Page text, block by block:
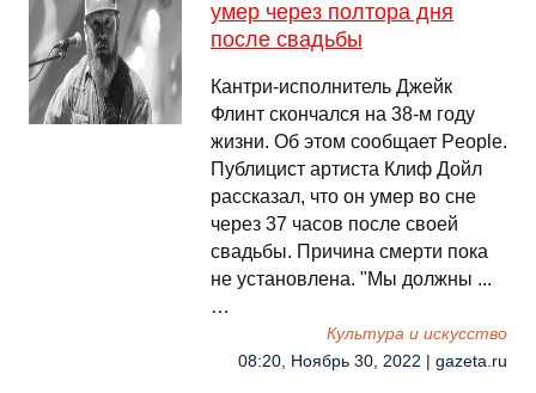
умер через полтора дня
после свадьбы
Кантри-исполнитель Джейк
Флинт скончался на 38-м году
жизни. Об этом сообщает People.
Публицист артиста Клиф Дойл
рассказал, что он умер во сне
через 37 часов после своей
свадьбы. Причина смерти пока
не установлена. "Мы должны ...
…
Культура и искусство
08:20, Ноябрь 30, 2022 | gazeta.ru